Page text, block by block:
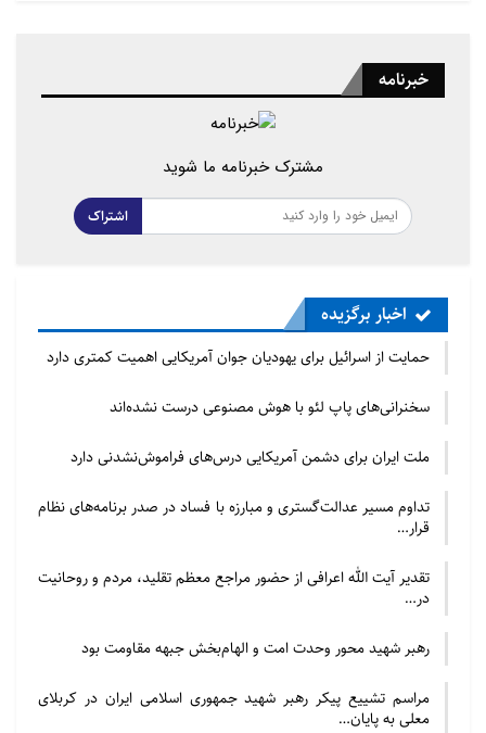
خبرنامه
مشترک خبرنامه ما شوید
اشتراک
اخبار برگزیده
حمایت از اسرائیل برای یهودیان جوان آمریکایی اهمیت کمتری دارد
سخنرانی‌های پاپ لئو با هوش مصنوعی درست نشده‌اند
ملت ایران برای دشمن آمریکایی درس‌های فراموش‌نشدنی دارد
تداوم مسیر عدالت‌گستری و مبارزه با فساد در صدر برنامه‌های نظام
قرار…
تقدیر آیت الله اعرافی از حضور مراجع معظم تقلید، مردم و روحانیت
در…
رهبر شهید محور وحدت امت و الهام‌بخش جبهه مقاومت بود
مراسم تشییع پیکر رهبر شهید جمهوری اسلامی ایران در کربلای
معلی به پایان…